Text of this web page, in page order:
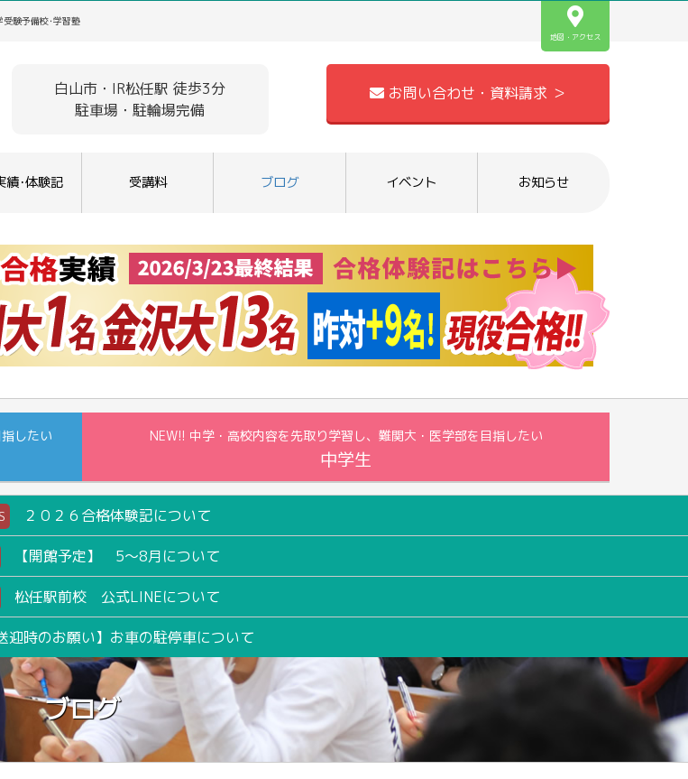
験予備校･学習塾
地図・アクセス
白山市・IR松任駅 徒歩3分
駐車場・駐輪場完備
お問い合わせ・資料請求 ＞
績･体験記 受講料 ブログ イベント お知らせ
したい NEW!! 中学・高校内容を先取り学習し、難関大・医学部を目指したい
中学生
２０２６合格体験記について
【開館予定】 5～8月について
松任駅前校 公式LINEについて
迎時のお願い】お車の駐停車について
ブログ